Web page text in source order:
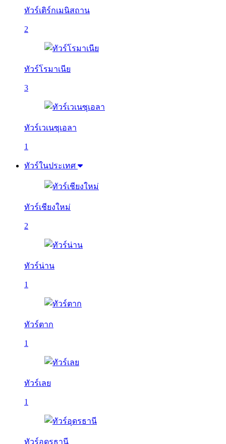
ทัวร์เติร์กเมนิสถาน
2
ทัวร์โรมาเนีย
3
ทัวร์เวเนซุเอลา
1
ทัวร์ในประเทศ
ทัวร์เชียงใหม่
2
ทัวร์น่าน
1
ทัวร์ตาก
1
ทัวร์เลย
1
ทัวร์อุดรธานี